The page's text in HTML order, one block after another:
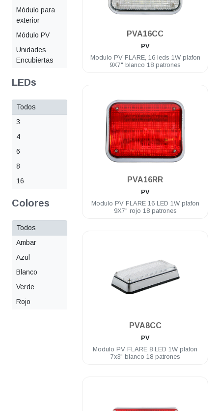
Módulo para
exterior
Módulo PV
Unidades
Encubiertas
LEDs
Todos
3
4
6
8
16
Colores
Todos
Ambar
Azul
Blanco
Verde
Rojo
PVA16CC
PV
Modulo PV FLARE, 16 leds 1W plafon
9X7" blanco 18 patrones
PVA16RR
PV
Modulo PV FLARE 16 LED 1W plafon
9X7" rojo 18 patrones
PVA8CC
PV
Modulo PV FLARE 8 LED 1W plafon
7x3" blanco 18 patrones